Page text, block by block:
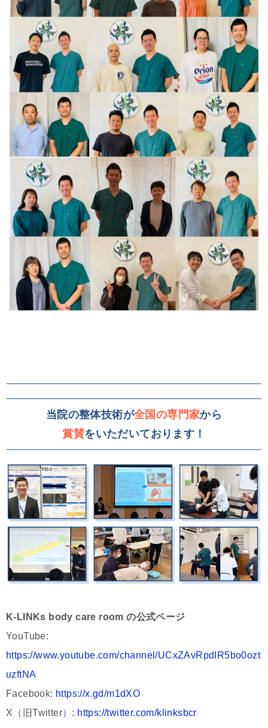
当院の整体技術が全国の専門家から
賞賛をいただいております！
K-LINKs body care room の公式ページ
YouTube:
https://www.youtube.com/channel/UCxZAvRpdIR5bo0ozt
uzftNA
Facebook: https://x.gd/m1dXO
X（旧Twitter）: https://twitter.com/klinksbcr